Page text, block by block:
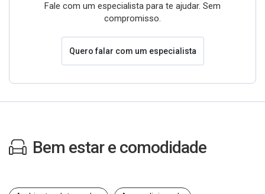
Fale com um especialista para te ajudar. Sem
compromisso.
Quero falar com um especialista
Bem estar e comodidade